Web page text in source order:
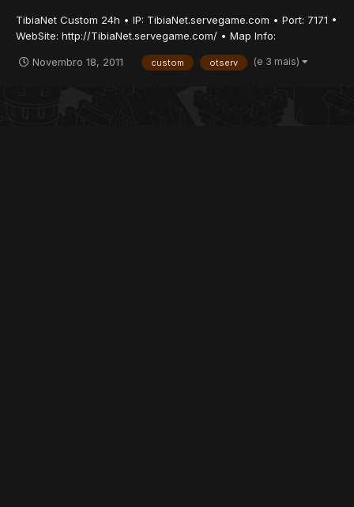
TibiaNet Custom 24h • IP: TibiaNet.servegame.com • Port: 7171 •
WebSite: http://TibiaNet.servegame.com/ • Map Info:
Rate (Stages): 1 - 40 lvl [30x] 41 - 80 [25x] 81 - 105 [20x] 106 -
Novembro 18, 2011 custom otserv (e 3 mais)